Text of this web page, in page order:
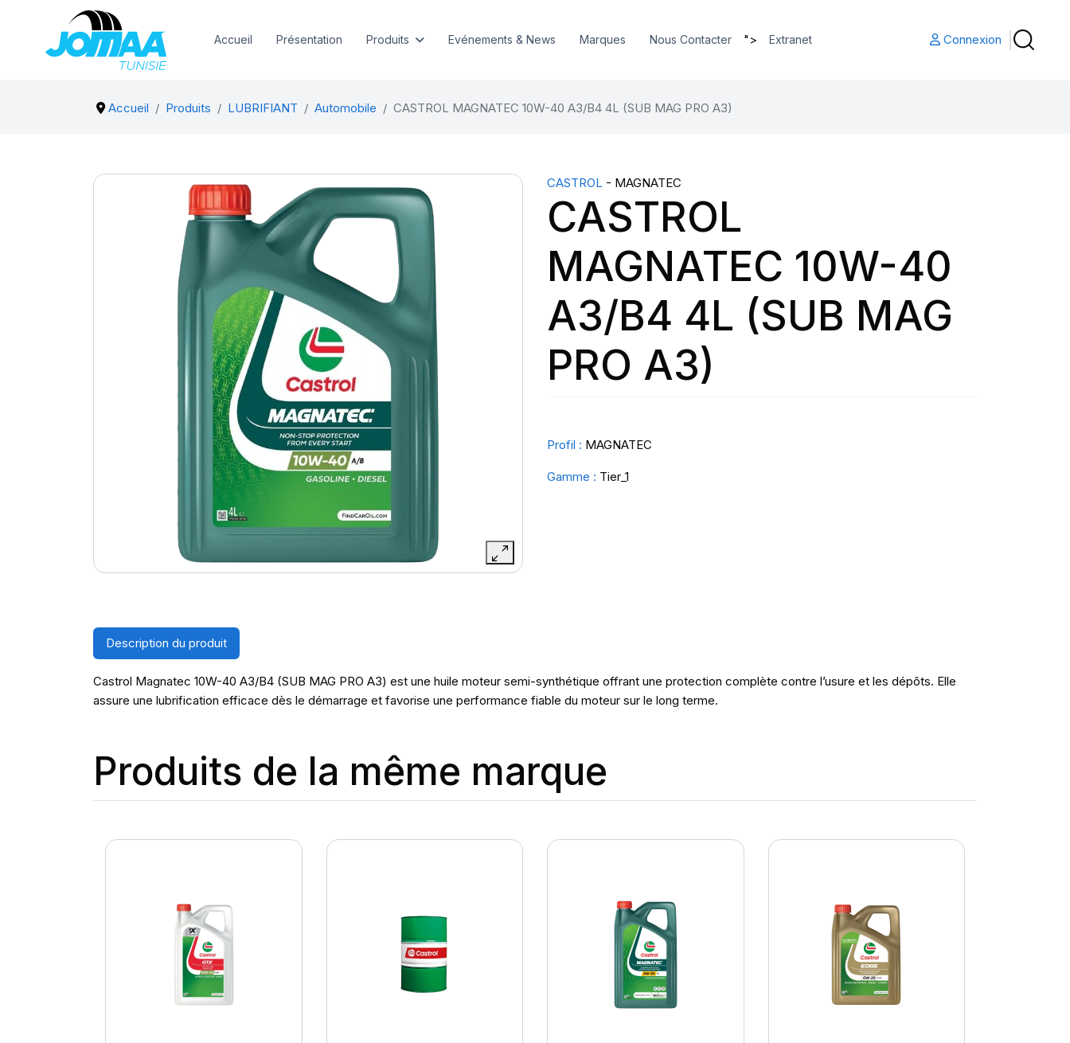
Accueil Présentation Produits Evénements & News Marques Nous Contacter "> Extranet Connexion
Accueil Produits LUBRIFIANT Automobile CASTROL MAGNATEC 10W-40 A3/B4 4L (SUB MAG PRO A3)
CASTROL - MAGNATEC
CASTROL
MAGNATEC 10W-40
A3/B4 4L (SUB MAG
PRO A3)
Profil : MAGNATEC
Gamme : Tier_1
Description du produit
Castrol Magnatec 10W-40 A3/B4 (SUB MAG PRO A3) est une huile moteur semi-synthétique offrant une protection complète contre l’usure et les dépôts. Elle
assure une lubrification efficace dès le démarrage et favorise une performance fiable du moteur sur le long terme.
Produits de la même marque